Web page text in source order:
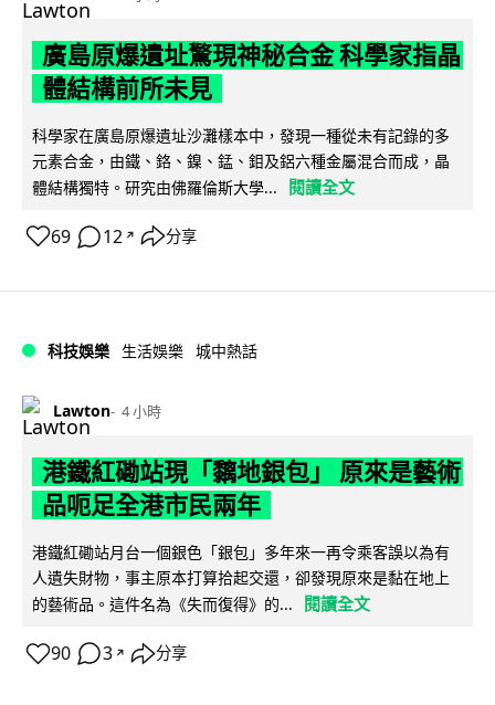
廣島原爆遺址驚現神秘合金 科學家指晶
體結構前所未見
科學家在廣島原爆遺址沙灘樣本中，發現一種從未有記錄的多
元素合金，由鐵、鉻、鎳、錳、鉬及鋁六種金屬混合而成，晶
體結構獨特。研究由佛羅倫斯大學...
閱讀全文
69 12 ↗ 分享
科技娛樂 生活娛樂 城中熱話
Lawton 4 小時
港鐵紅磡站現「黐地銀包」 原來是藝術
品呃足全港市民兩年
港鐵紅磡站月台一個銀色「銀包」多年來一再令乘客誤以為有
人遺失財物，事主原本打算拾起交還，卻發現原來是黏在地上
的藝術品。這件名為《失而復得》的...
閱讀全文
90 3 ↗ 分享